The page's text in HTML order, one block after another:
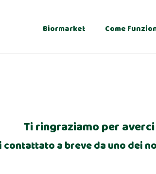
Biormarket Come
Ti ringraziamo per
contattato a breve da uno dei